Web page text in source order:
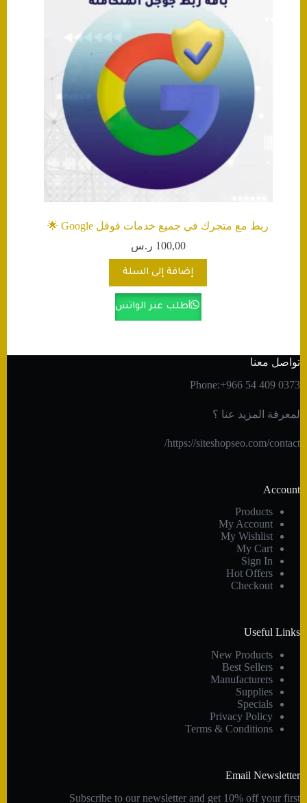
ربط مع متجرك في جميع خدمات قوقل Google 🌟
100,00 ر.س
إضافة إلى السلة
أطلب عبر الواتس
تواصل معنا
Phone:+966 54 409 0373
لمعرفة المزيد عنا ؟
https://siteshopseo.com/contact/
Account
Products
My Account
My Wishlist
My Cart
Sign In
Hot Offers
Checkout
Useful Links
New Products
Best Sellers
Manufacturers
Supplies
Specials
Privacy Policy
Terms & Conditions
Email Newsletter
Subscribe to our newsletter and get 10% off your first